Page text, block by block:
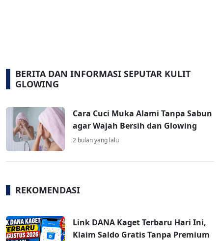
BERITA DAN INFORMASI SEPUTAR KULIT
GLOWING
Cara Cuci Muka Alami Tanpa Sabun
agar Wajah Bersih dan Glowing
2 bulan yang lalu
REKOMENDASI
Link DANA Kaget Terbaru Hari Ini,
Klaim Saldo Gratis Tanpa Premium